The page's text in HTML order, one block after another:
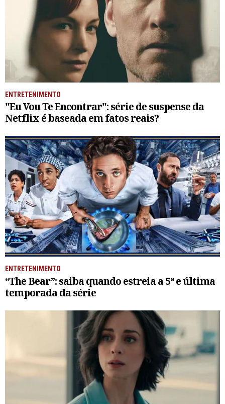
ENTRETENIMENTO
"Eu Vou Te Encontrar": série de suspense da
Netflix é baseada em fatos reais?
ENTRETENIMENTO
“The Bear”: saiba quando estreia a 5ª e última
temporada da série